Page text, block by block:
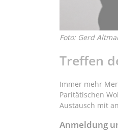
Foto: Gerd
Treffen
Immer mehr
Paritätischen
Austausch mit
Anmeldung